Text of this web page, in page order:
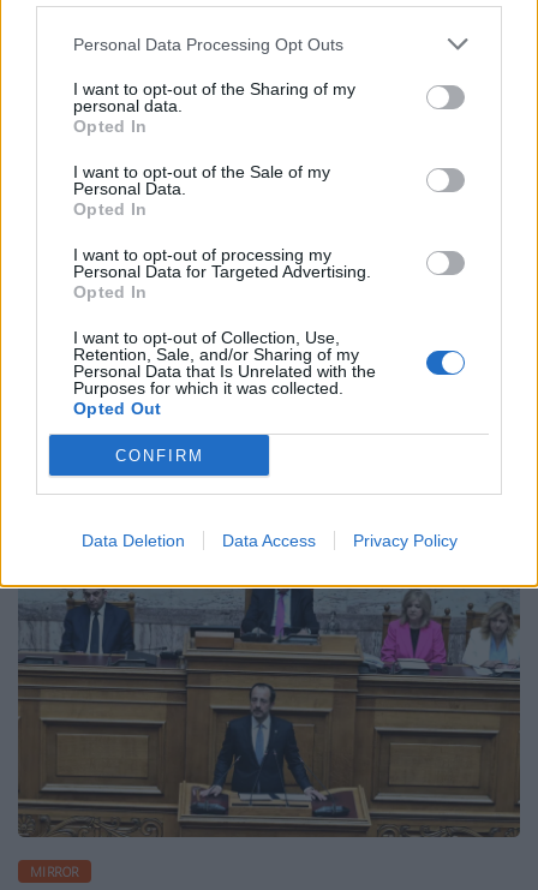
Personal Data Processing Opt Outs
I want to opt-out of the Sharing of my
personal data.
Opted In
I want to opt-out of the Sale of my
Personal Data.
Opted In
I want to opt-out of processing my
Personal Data for Targeted Advertising.
Opted In
I want to opt-out of Collection, Use,
Retention, Sale, and/or Sharing of my
Personal Data that Is Unrelated with the
Purposes for which it was collected.
Opted Out
CONFIRM
Data Deletion Data Access Privacy Policy
15 Μαΐου, 2026
Ο πρωθυπουργός ξεκίνησε με αναδρομή σε όσα
με σαφή βήματα ενότητας. «Είμαστε
αποφασισμένοι να πάμε μαζί για την Ελλάδα του
της ομιλίας του την πρώτη μέρα του 16ου
Συνεδρίου της ΝΔ. Είμαι δίπλα σας, στην πρώτη
«η σημερινή ανεπανάληπτη υποδοχή είναι η
καλύτερη απάντηση σε όσους μας θέλουν
πληγωμένους».
ΠΕΡΙΣΣΌΤΕΡΑ ...
MIRROR